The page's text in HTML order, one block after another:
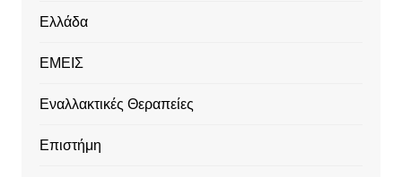
Ελλάδα
ΕΜΕΙΣ
Εναλλακτικές Θεραπείες
Επιστήμη